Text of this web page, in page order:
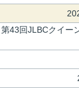
第43回JLBCクイー